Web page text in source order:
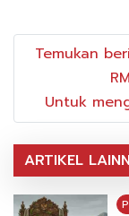
Temukan
Untuk
ARTIKEL